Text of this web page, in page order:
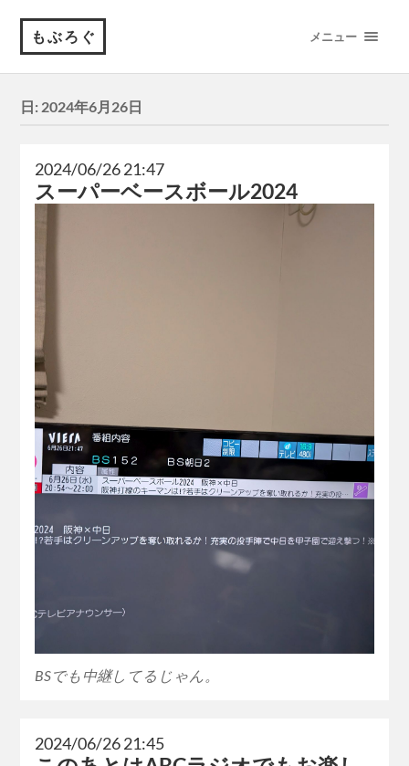
もぶろぐ メニュー
日: 2024年6月26日
2024/06/26 21:47
スーパーベースボール2024
BSでも中継してるじゃん。
2024/06/26 21:45